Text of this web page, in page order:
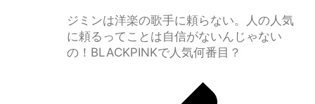
ジミンは洋楽の歌手に頼らない。人の人気
に頼るってことは自信がないんじゃない
の！BLACKPINKで人気何番目？